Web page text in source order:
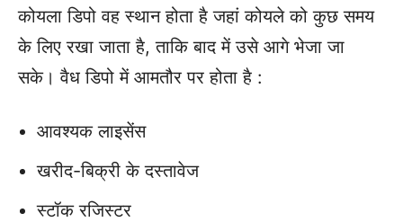
कोयला डिपो वह स्थान होता है जहां कोयले को कुछ समय
के लिए रखा जाता है, ताकि बाद में उसे आगे भेजा जा
सके। वैध डिपो में आमतौर पर होता है :
आवश्यक लाइसेंस
खरीद-बिक्री के दस्तावेज
स्टॉक रजिस्टर